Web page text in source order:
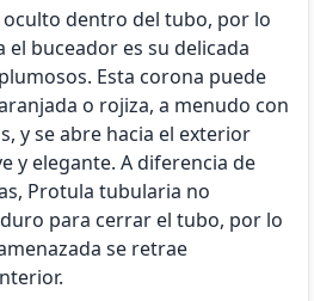
dentro del tubo, por lo
el buceador es su delicada
Esta corona puede
o rojiza, a menudo con
y se abre hacia el exterior
y elegante. A diferencia de
Protula tubularia no
para cerrar el tubo, por lo
se retrae